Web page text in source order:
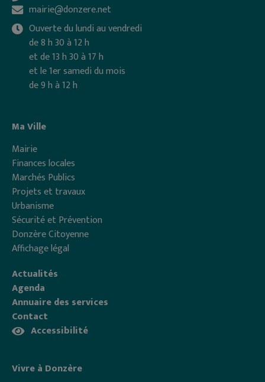
mairie@donzere.net
Ouverte du lundi au vendredi
de 8 h 30 à 12 h
et de 13 h 30 à 17 h
et le 1er samedi du mois
de 9 h à 12 h
Ma Ville
Mairie
Finances locales
Marchés Publics
Projets et travaux
Urbanisme
Sécurité et Prévention
Donzère Citoyenne
Affichage légal
Actualités
Agenda
Annuaire des services
Contact
Accessibilité
Vivre à Donzère